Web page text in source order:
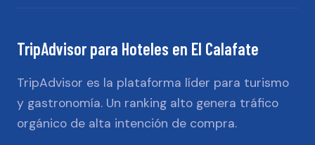
TripAdvisor para Hoteles en El Calafate
TripAdvisor es la plataforma líder para turismo
y gastronomía. Un ranking alto genera tráfico
orgánico de alta intención de compra.